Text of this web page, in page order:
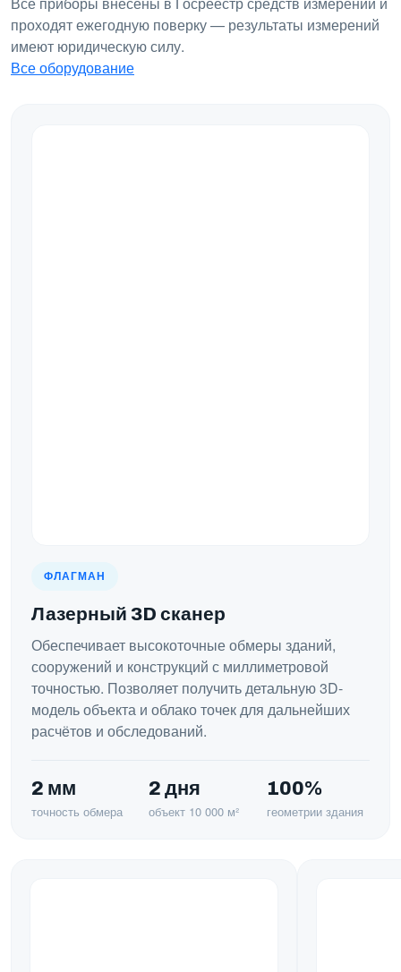
проходят ежегодную поверку — результаты измерений
имеют юридическую силу.
Все оборудование
ФЛАГМАН
Лазерный 3D сканер
Обеспечивает высокоточные обмеры зданий,
сооружений и конструкций с миллиметровой
точностью. Позволяет получить детальную 3D-
модель объекта и облако точек для дальнейших
расчётов и обследований.
2 мм
точность обмера
2 дня
объект 10 000 м²
100%
геометрии здания